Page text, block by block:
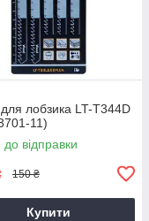
лобзика LT-T344D
11)
до відправки
150 ₴
Купити